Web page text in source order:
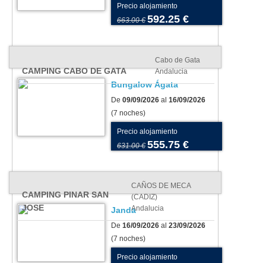
Precio alojamiento
663.00 € 592.25 €
CAMPING CABO DE GATA
Cabo de Gata
Andalucia
Bungalow Ágata
De 09/09/2026 al 16/09/2026
(7 noches)
Precio alojamiento
631.00 € 555.75 €
CAMPING PINAR SAN
JOSE
CAÑOS DE MECA
(CADIZ)
Andalucia
Janda
De 16/09/2026 al 23/09/2026
(7 noches)
Precio alojamiento